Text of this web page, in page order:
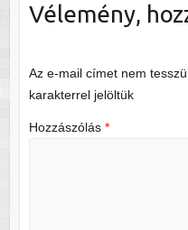
Vélemény,
Az e-mail címet nem
karakterrel jelöltük
Hozzászólás *